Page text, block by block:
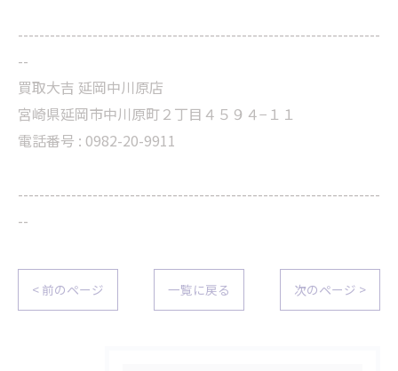
--------------------------------------------------------------------
--
買取大吉 延岡中川原店
宮崎県延岡市中川原町２丁目４５９４−１１
電話番号 : 0982-20-9911
--------------------------------------------------------------------
--
< 前のページ 一覧に戻る 次のページ >